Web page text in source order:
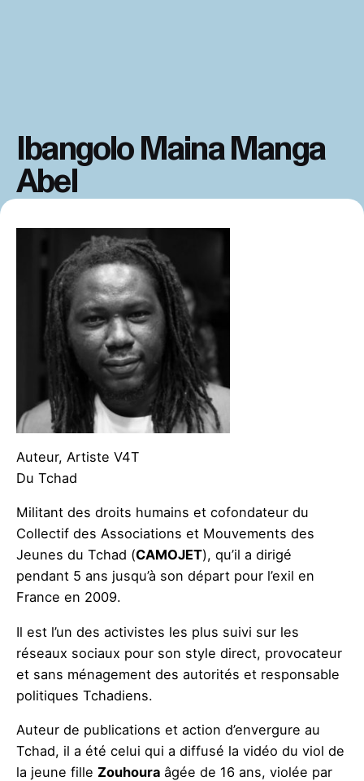
Ibangolo Maina Manga
Abel
Auteur, Artiste V4T
Du Tchad
Militant des droits humains et cofondateur du
Collectif des Associations et Mouvements des
Jeunes du Tchad (CAMOJET), qu’il a dirigé
pendant 5 ans jusqu’à son départ pour l’exil en
France en 2009.
Il est l’un des activistes les plus suivi sur les
réseaux sociaux pour son style direct, provocateur
et sans ménagement des autorités et responsable
politiques Tchadiens.
Auteur de publications et action d’envergure au
Tchad, il a été celui qui a diffusé la vidéo du viol de
la jeune fille Zouhoura âgée de 16 ans, violée par